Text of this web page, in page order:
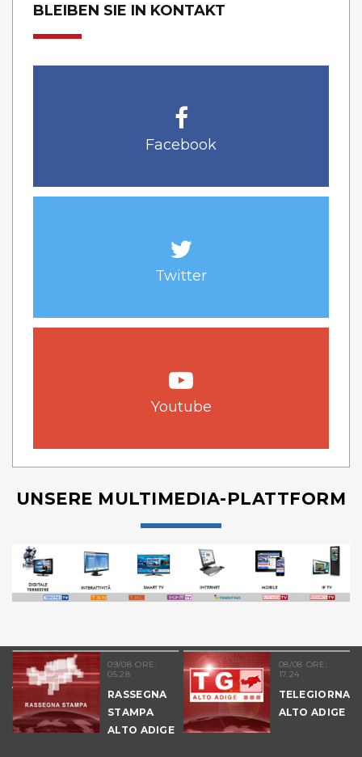
BLEIBEN SIE IN KONTAKT
Facebook
Twitter
Youtube
UNSERE MULTIMEDIA-PLATTFORM
09/08 ORE:
05.28
RASSEGNA
STAMPA
ALTO ADIGE
08/08 ORE:
17.24
ALTO ADIGE